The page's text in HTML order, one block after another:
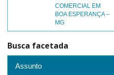
COMERCIAL EM
BOA ESPERANÇA –
MG
Busca facetada
Assunto